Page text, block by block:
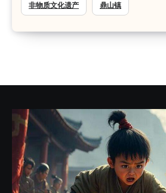
非物质文化遗产 鼎山镇